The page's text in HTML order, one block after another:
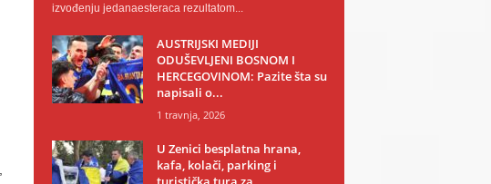
izvođenju jedanaesteraca rezultatom...
AUSTRIJSKI MEDIJI
ODUŠEVLJENI BOSNOM I
HERCEGOVINOM: Pazite šta su
napisali o...
1 travnja, 2026
U Zenici besplatna hrana,
kafa, kolači, parking i